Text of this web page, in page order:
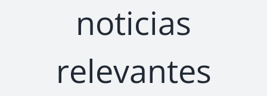
noticias
relevantes